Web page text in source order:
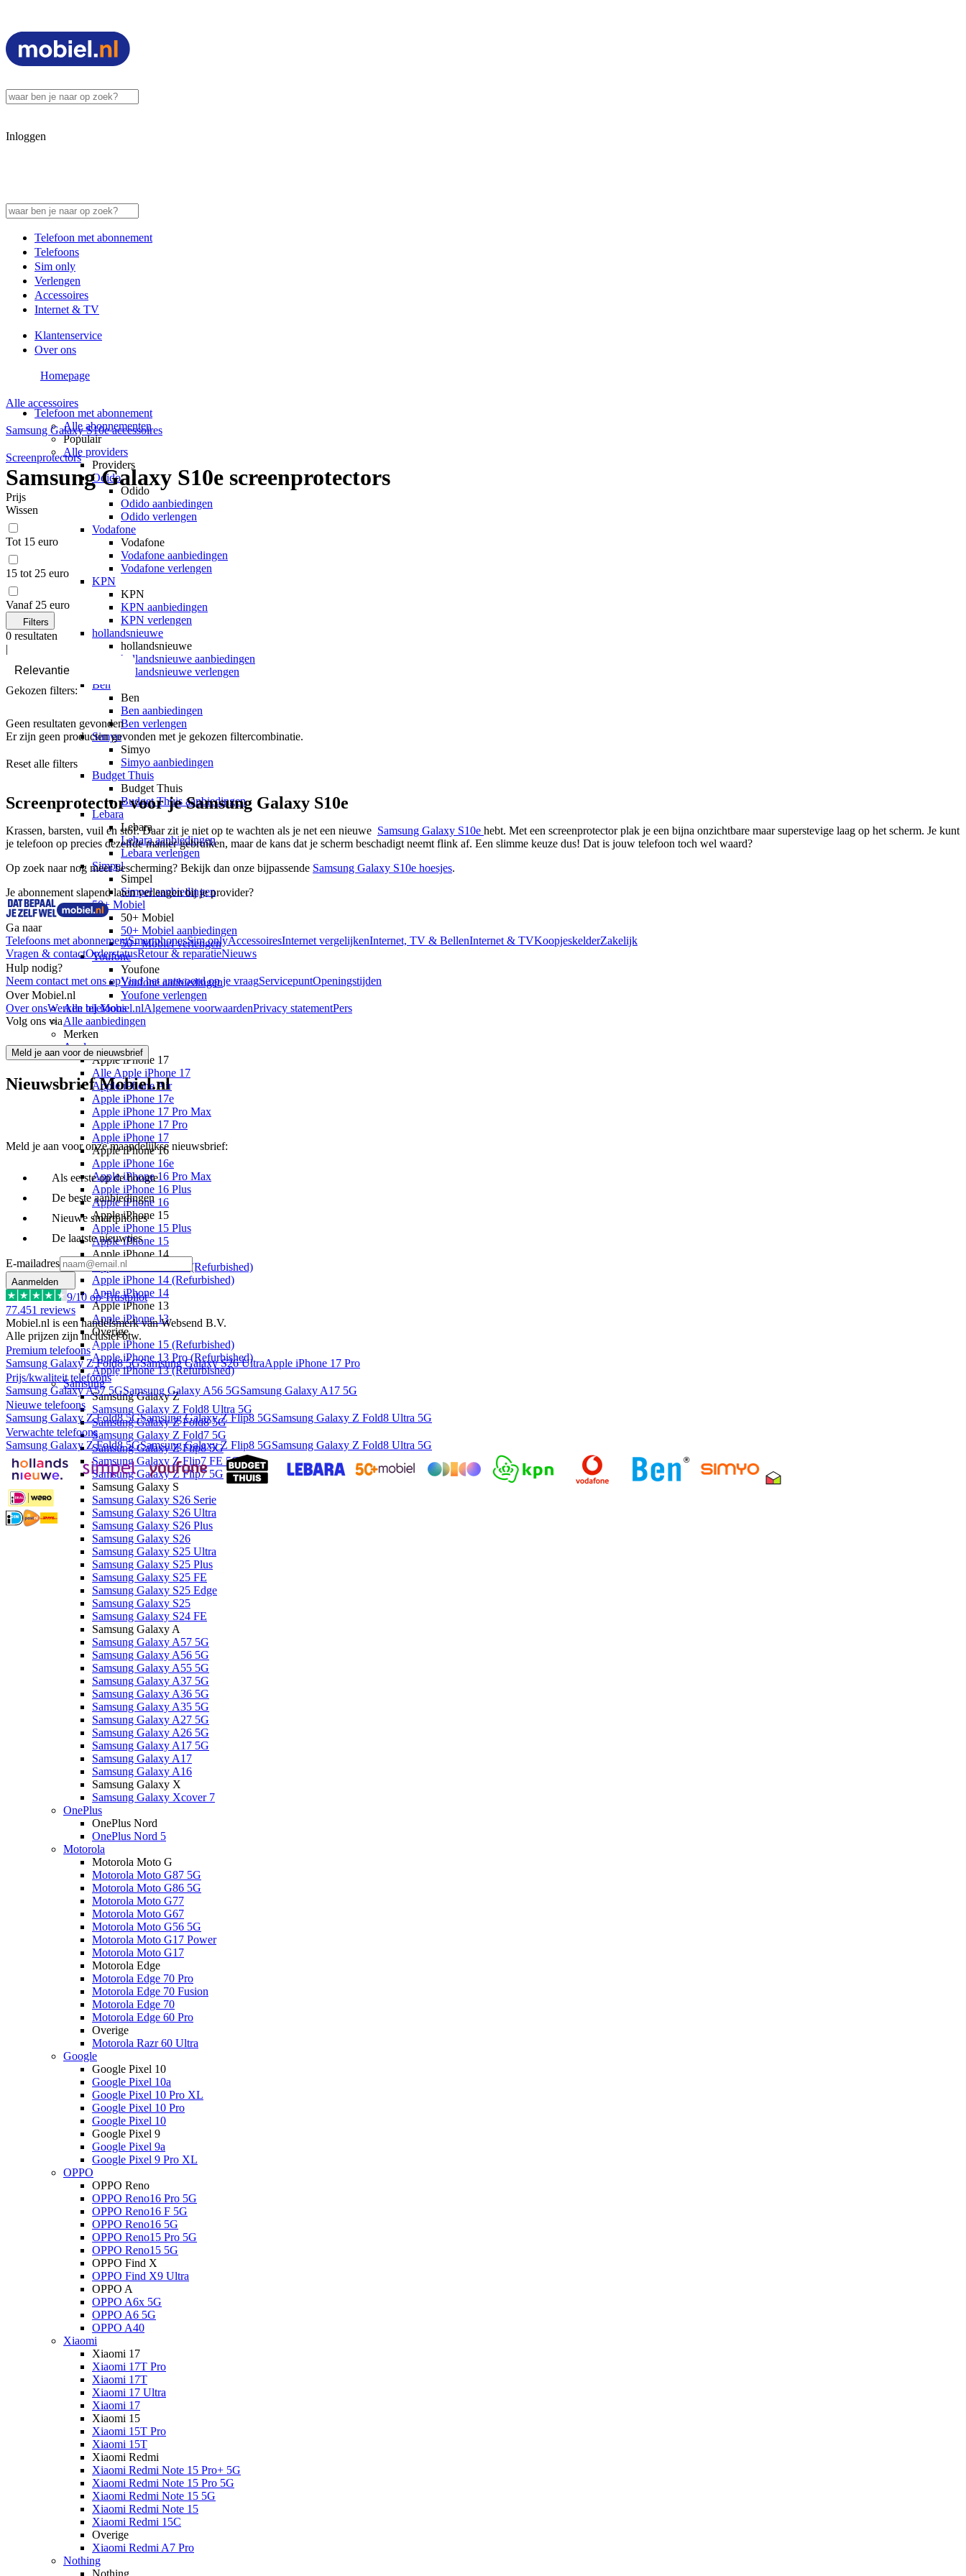
Inloggen
Telefoon met abonnement
Telefoons
Sim only
Verlengen
Accessoires
Internet & TV
Klantenservice
Over ons
Telefoon met abonnement
Alle abonnementen
Populair
Alle providers
Providers
Odido
Odido
Odido aanbiedingen
Odido verlengen
Vodafone
Vodafone
Vodafone aanbiedingen
Vodafone verlengen
KPN
KPN
KPN aanbiedingen
KPN verlengen
hollandsnieuwe
hollandsnieuwe
hollandsnieuwe aanbiedingen
hollandsnieuwe verlengen
Ben
Ben
Ben aanbiedingen
Ben verlengen
Simyo
Simyo
Simyo aanbiedingen
Budget Thuis
Budget Thuis
Budget Thuis aanbiedingen
Lebara
Lebara
Lebara aanbiedingen
Lebara verlengen
Simpel
Simpel
Simpel aanbiedingen
50+ Mobiel
50+ Mobiel
50+ Mobiel aanbiedingen
50+ Mobiel verlengen
Youfone
Youfone
Youfone aanbiedingen
Youfone verlengen
Alle telefoons
Alle aanbiedingen
Merken
Apple
Apple iPhone 17
Alle Apple iPhone 17
Apple iPhone Air
Apple iPhone 17e
Apple iPhone 17 Pro Max
Apple iPhone 17 Pro
Apple iPhone 17
Apple iPhone 16
Apple iPhone 16e
Apple iPhone 16 Pro Max
Apple iPhone 16 Plus
Apple iPhone 16
Apple iPhone 15
Apple iPhone 15 Plus
Apple iPhone 15
Apple iPhone 14
Apple iPhone 14 Pro (Refurbished)
Apple iPhone 14 (Refurbished)
Apple iPhone 14
Apple iPhone 13
Apple iPhone 13
Overige
Apple iPhone 15 (Refurbished)
Apple iPhone 13 Pro (Refurbished)
Apple iPhone 13 (Refurbished)
Samsung
Samsung Galaxy Z
Samsung Galaxy Z Fold8 Ultra 5G
Samsung Galaxy Z Fold8 5G
Samsung Galaxy Z Fold7 5G
Samsung Galaxy Z Flip8 5G
Samsung Galaxy Z Flip7 FE 5G
Samsung Galaxy Z Flip7 5G
Samsung Galaxy S
Samsung Galaxy S26 Serie
Samsung Galaxy S26 Ultra
Samsung Galaxy S26 Plus
Samsung Galaxy S26
Samsung Galaxy S25 Ultra
Samsung Galaxy S25 Plus
Samsung Galaxy S25 FE
Samsung Galaxy S25 Edge
Samsung Galaxy S25
Samsung Galaxy S24 FE
Samsung Galaxy A
Samsung Galaxy A57 5G
Samsung Galaxy A56 5G
Samsung Galaxy A55 5G
Samsung Galaxy A37 5G
Samsung Galaxy A36 5G
Samsung Galaxy A35 5G
Samsung Galaxy A27 5G
Samsung Galaxy A26 5G
Samsung Galaxy A17 5G
Samsung Galaxy A17
Samsung Galaxy A16
Samsung Galaxy X
Samsung Galaxy Xcover 7
OnePlus
OnePlus Nord
OnePlus Nord 5
Motorola
Motorola Moto G
Motorola Moto G87 5G
Motorola Moto G86 5G
Motorola Moto G77
Motorola Moto G67
Motorola Moto G56 5G
Motorola Moto G17 Power
Motorola Moto G17
Motorola Edge
Motorola Edge 70 Pro
Motorola Edge 70 Fusion
Motorola Edge 70
Motorola Edge 60 Pro
Overige
Motorola Razr 60 Ultra
Google
Google Pixel 10
Google Pixel 10a
Google Pixel 10 Pro XL
Google Pixel 10 Pro
Google Pixel 10
Google Pixel 9
Google Pixel 9a
Google Pixel 9 Pro XL
OPPO
OPPO Reno
OPPO Reno16 Pro 5G
OPPO Reno16 F 5G
OPPO Reno16 5G
OPPO Reno15 Pro 5G
OPPO Reno15 5G
OPPO Find X
OPPO Find X9 Ultra
OPPO A
OPPO A6x 5G
OPPO A6 5G
OPPO A40
Xiaomi
Xiaomi 17
Xiaomi 17T Pro
Xiaomi 17T
Xiaomi 17 Ultra
Xiaomi 17
Xiaomi 15
Xiaomi 15T Pro
Xiaomi 15T
Xiaomi Redmi
Xiaomi Redmi Note 15 Pro+ 5G
Xiaomi Redmi Note 15 Pro 5G
Xiaomi Redmi Note 15 5G
Xiaomi Redmi Note 15
Xiaomi Redmi 15C
Overige
Xiaomi Redmi A7 Pro
Nothing
Nothing
Homepage
Alle accessoires
Samsung Galaxy S10e accessoires
Screenprotectors
Samsung Galaxy S10e screenprotectors
Prijs
Wissen
Tot 15 euro
15 tot 25 euro
Vanaf 25 euro
Filters
0 resultaten
|
Gekozen filters:
Geen resultaten gevonden
Er zijn geen producten gevonden met je gekozen filtercombinatie.
Reset alle filters
Screenprotector voor je Samsung Galaxy S10e
Krassen, barsten, vuil en stof. Daar zit je niet op te wachten als je net een nieuwe Samsung Galaxy S10e hebt. Met een screenprotector plak je een bijna onzichtbare maar superstevige laag op het scherm. Je kunt
je telefoon op precies dezelfde manier gebruiken, maar de kans dat je scherm beschadigt neemt flink af. Een slimme keuze dus! Dat is jouw telefoon toch wel waard?
Op zoek naar nog meer bescherming? Bekijk dan onze bijpassende Samsung Galaxy S10e hoesjes.
Je abonnement slapend laten verlengen bij je provider?
Ga naar
Telefoons met abonnementSmartphonesSim onlyAccessoiresInternet vergelijkenInternet, TV & BellenInternet & TVKoopjeskelderZakelijk
Vragen & contactOrderstatusRetour & reparatieNieuws
Hulp nodig?
Neem contact met ons opVind het antwoord op je vraagServicepuntOpeningstijden
Over Mobiel.nl
Over onsWerken bij Mobiel.nlAlgemene voorwaardenPrivacy statementPers
Volg ons via
Meld je aan voor de nieuwsbrief
Nieuwsbrief Mobiel.nl
Meld je aan voor onze maandelijkse nieuwsbrief:
Als eerste op de hoogte
De beste aanbiedingen
Nieuwe smartphones
De laatste nieuwtjes
E-mailadres
Aanmelden
9/10 op Trustpilot
77.451 reviews
Mobiel.nl is een handelsmerk van Websend B.V.
Alle prijzen zijn inclusief btw.
Premium telefoons
Samsung Galaxy Z Fold8 5GSamsung Galaxy S26 UltraApple iPhone 17 Pro
Prijs/kwaliteit telefoons
Samsung Galaxy A57 5GSamsung Galaxy A56 5GSamsung Galaxy A17 5G
Nieuwe telefoons
Samsung Galaxy Z Fold8 5GSamsung Galaxy Z Flip8 5GSamsung Galaxy Z Fold8 Ultra 5G
Verwachte telefoons
Samsung Galaxy Z Fold8 5GSamsung Galaxy Z Flip8 5GSamsung Galaxy Z Fold8 Ultra 5G